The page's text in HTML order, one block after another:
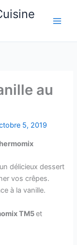
au
5, 2019
délicieux dessert
vos crêpes.
à la vanille.
TM5et